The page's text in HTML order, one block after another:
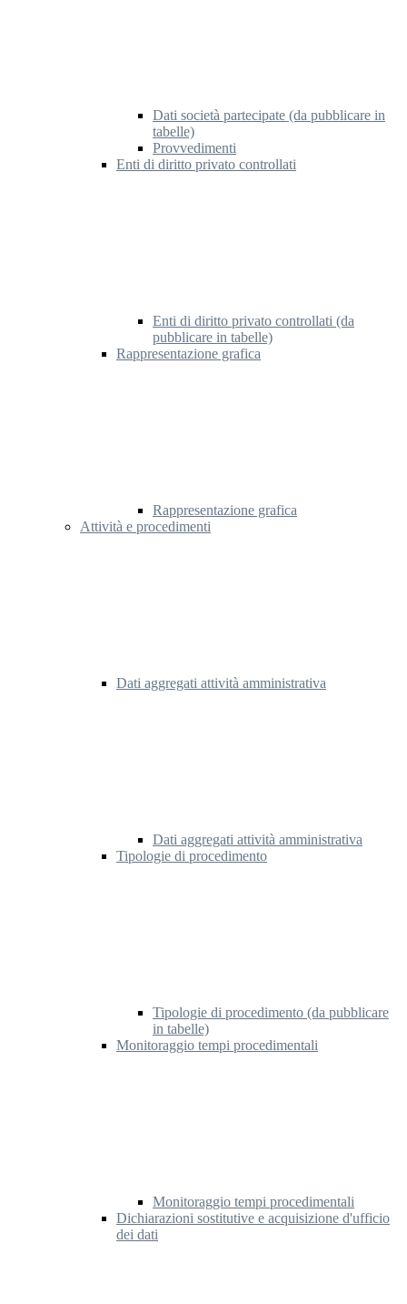
Dati società partecipate (da pubblicare in
tabelle)
Provvedimenti
Enti di diritto privato controllati
Enti di diritto privato controllati (da
pubblicare in tabelle)
Rappresentazione grafica
Rappresentazione grafica
Attività e procedimenti
Dati aggregati attività amministrativa
Dati aggregati attività amministrativa
Tipologie di procedimento
Tipologie di procedimento (da pubblicare
in tabelle)
Monitoraggio tempi procedimentali
Monitoraggio tempi procedimentali
Dichiarazioni sostitutive e acquisizione d'ufficio
dei dati